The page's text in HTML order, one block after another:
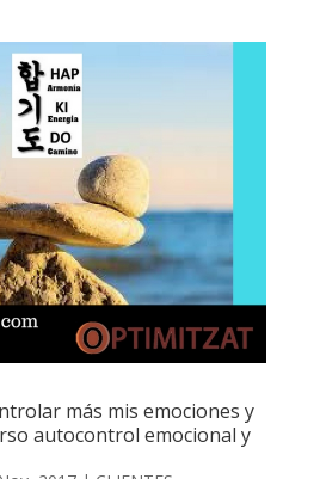
más mis emociones y
autocontrol emocional y